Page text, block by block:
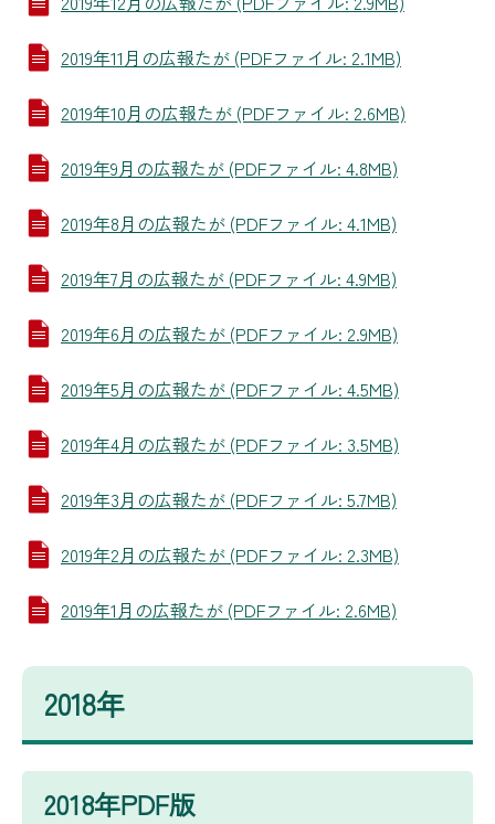
2019年11月の広報たが (PDFファイル: 2.1MB)
2019年10月の広報たが (PDFファイル: 2.6MB)
2019年9月の広報たが (PDFファイル: 4.8MB)
2019年8月の広報たが (PDFファイル: 4.1MB)
2019年7月の広報たが (PDFファイル: 4.9MB)
2019年6月の広報たが (PDFファイル: 2.9MB)
2019年5月の広報たが (PDFファイル: 4.5MB)
2019年4月の広報たが (PDFファイル: 3.5MB)
2019年3月の広報たが (PDFファイル: 5.7MB)
2019年2月の広報たが (PDFファイル: 2.3MB)
2019年1月の広報たが (PDFファイル: 2.6MB)
2018年
2018年PDF版